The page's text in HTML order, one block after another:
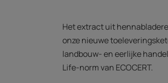
Het extract uit
onze nieuwe
landbouw- en eerlijke
Life-norm van ECOCERT.